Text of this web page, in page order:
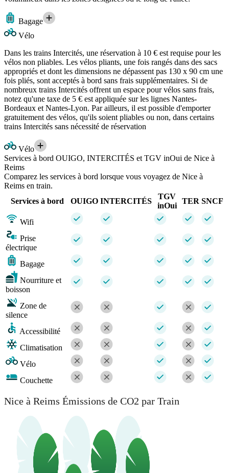
Bagage
Vélo
Dans les trains Intercités, une réservation à 10 € est requise pour les
vélos non pliables. Les vélos pliants, une fois rangés dans des sacs
appropriés et dont les dimensions ne dépassent pas 130 x 90 cm une
fois pliés, sont acceptés à bord sans frais supplémentaires. Si de
nombreux trains Intercités offrent un espace pour vélos sans frais,
notez qu'une taxe de 5 € est appliquée sur les lignes Nantes-
Bordeaux et Nantes-Lyon. Par ailleurs, il est possible d'emporter
gratuitement des vélos, qu'ils soient pliables ou non, dans certains
trains Intercités sans nécessité de réservation
Vélo
Services à bord OUIGO, INTERCITÉS et TGV inOui de Nice à
Reims
Comparez les services à bord lorsque vous voyagez de Nice à
Reims en train.
Services à bord
OUIGO INTERCITÉS
TGV
inOui
TER SNCF
Wifi
Prise
électrique
Bagage
Nourriture et
boisson
Zone de
silence
Accessibilité
Climatisation
Vélo
Couchette
Nice à Reims Émissions de CO2 par Train